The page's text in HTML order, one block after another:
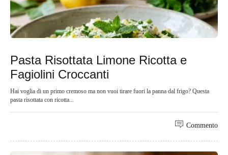
Pasta Risottata Limone Ricotta e
Fagiolini Croccanti
Hai voglia di un primo cremoso ma non vuoi tirare fuori la panna dal frigo? Questa
pasta risottata con ricotta...
Commento